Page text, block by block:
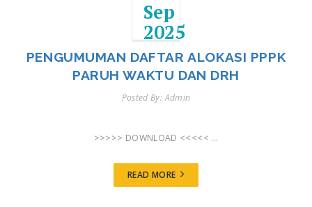
Sep
2025
PENGUMUMAN DAFTAR ALOKASI PPPK
PARUH WAKTU DAN DRH
Posted By: Admin
>>>>> DOWNLOAD <<<<< ...
READ MORE